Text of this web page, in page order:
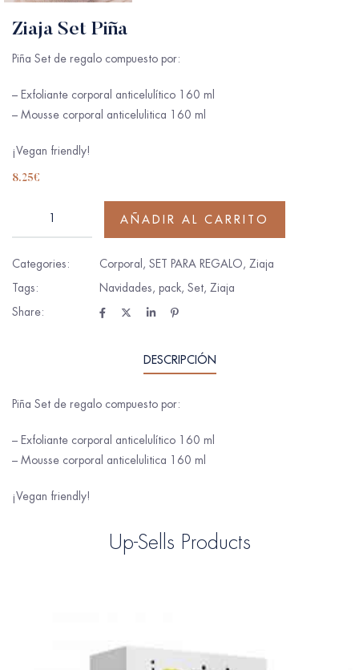
Ziaja Set Piña
Piña Set de regalo compuesto por:
– Exfoliante corporal anticelulítico 160 ml
– Mousse corporal anticelulitica 160 ml
¡Vegan friendly!
8.25€
AÑADIR AL CARRITO
Categories: Corporal , SET PARA REGALO, Ziaja
Tags:
Navidades, pack, Set, Ziaja
Share:
DESCRIPCIÓN
Piña Set de regalo compuesto por:
– Exfoliante corporal anticelulítico 160 ml
– Mousse corporal anticelulitica 160 ml
¡Vegan friendly!
Up-Sells Products